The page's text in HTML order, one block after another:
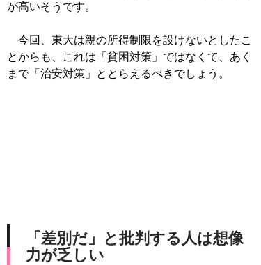
が高いそうです。
今回、東大は親の所得制限を設けないとしたこ
とからも、これは「貧困対策」ではなくて、あく
まで「治安対策」ととらえるべきでしょう。
「差別だ」と批判する人は想像
力が乏しい